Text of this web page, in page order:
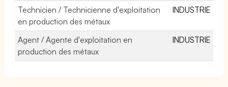
Technicien / Technicienne d'exploitation
en production des métaux
INDUSTRIE
Agent / Agente d'exploitation en
production des métaux
INDUSTRIE